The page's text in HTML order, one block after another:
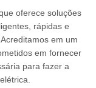
oferece soluções
rápidas e
em um
em fornecer
para fazer a